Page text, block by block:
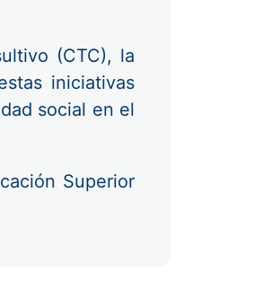
(CTC), la
iniciativas
social en el
Superior